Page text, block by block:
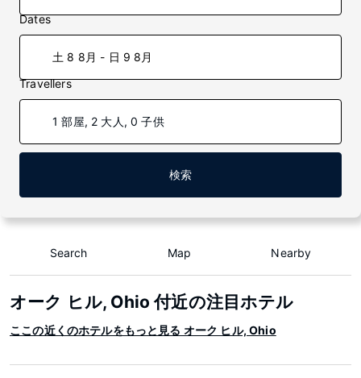
Dates
土 8 8月 - 日 9 8月
Travellers
1 部屋, 2 大人, 0 子供
検索
Search Map Nearby
オーク ヒル, Ohio 付近の注目ホテル
ここの近くのホテルをもっと見る オーク ヒル, Ohio